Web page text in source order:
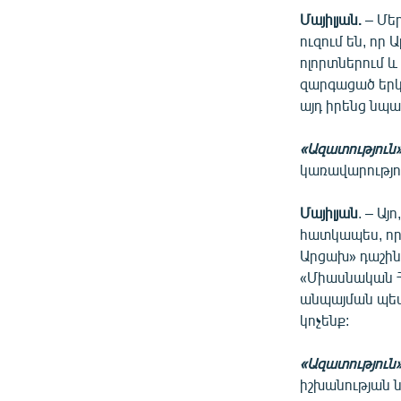
Մայիլյան. –
ուզում են,
ոլորտներում
զարգացած
այդ իրենց
Մայիլյան. –
հատկապես, որ
Արցախ»
«Միասնական
անպայման
կոչենք:
իշխանության